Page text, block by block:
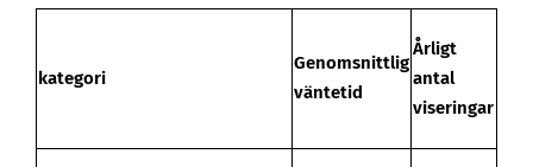
kategori
Genomsnittlig
väntetid
Årligt
antal
viseringar